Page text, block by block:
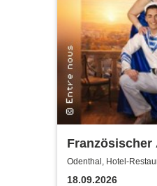
Französischer
Entre nous
Odenthal, Hotel-
18.09.2026